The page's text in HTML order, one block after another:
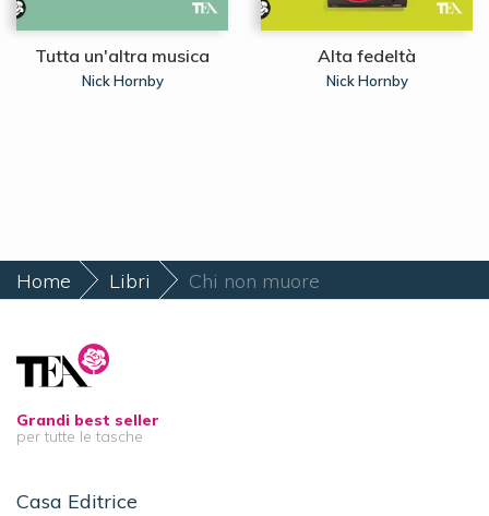
Tutta un'altra musica
Nick Hornby
Alta fedeltà
Nick Hornby
Home Libri Chi non muore
Grandi best seller
per tutte le tasche
Casa Editrice